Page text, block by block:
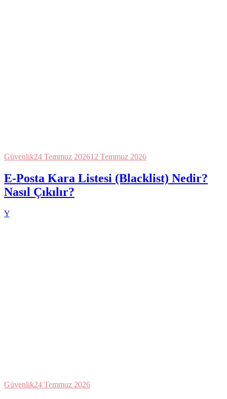
Güvenlik24 Temmuz 202612 Temmuz 2026
E-Posta Kara Listesi (Blacklist) Nedir?
Nasıl Çıkılır?
Y
Güvenlik24 Temmuz 2026